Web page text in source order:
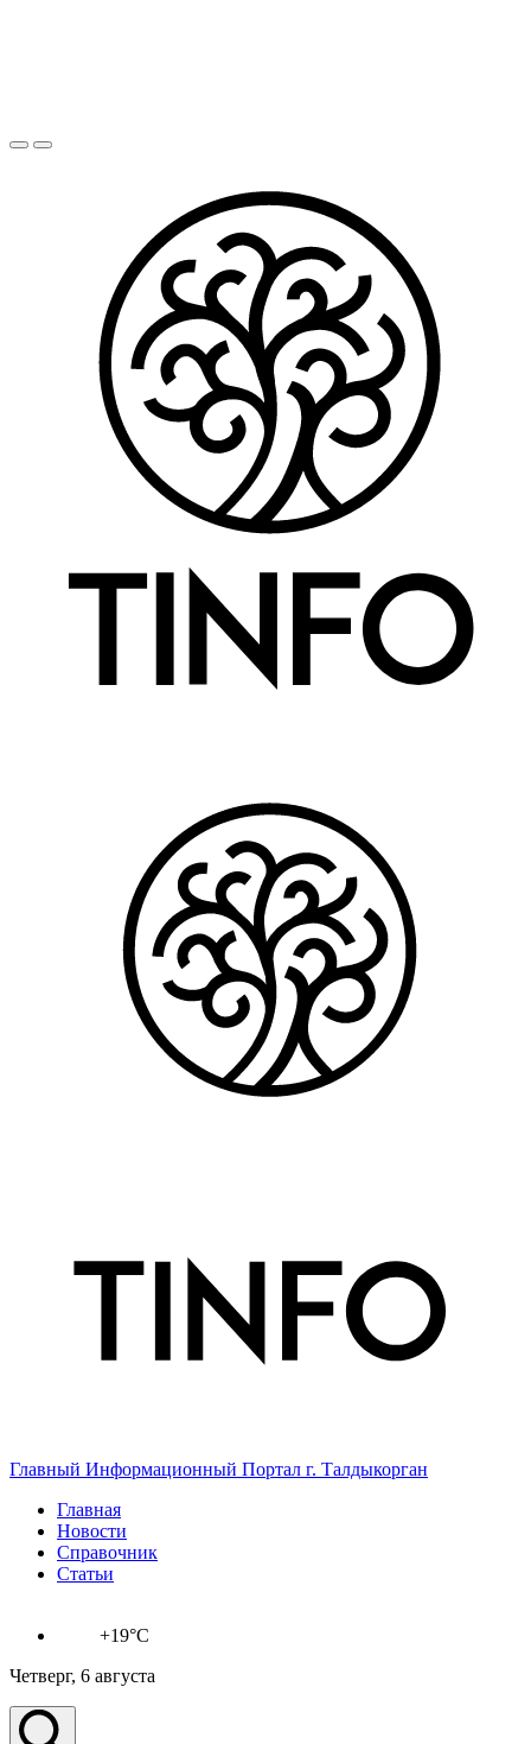
Главный Информационный Портал г. Талдыкорган
Главная
Новости
Справочник
Статьи
+19°C
Четверг, 6 августа